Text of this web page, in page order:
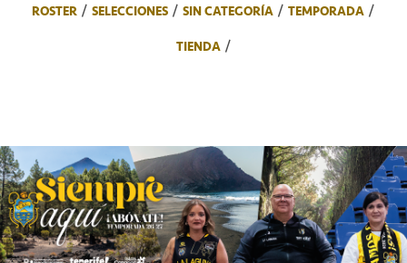
ROSTER
SELECCIONES SIN CATEGORÍA
TEMPORADA
TIENDA